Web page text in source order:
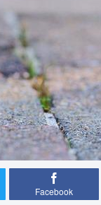
Facebook